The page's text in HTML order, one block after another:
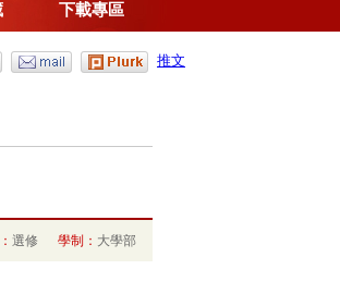
下載專區
推文
選修學制： 大學部